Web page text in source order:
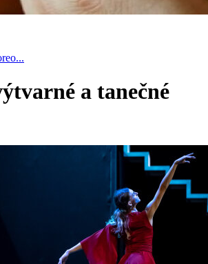
a tanečné